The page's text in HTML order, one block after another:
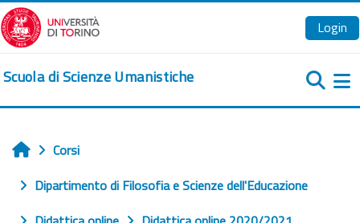
Vai al contenuto principale
Login
Scuola di Scienze Umanistiche
Home
Corsi
Dipartimento di Filosofia e Scienze dell'Educazione